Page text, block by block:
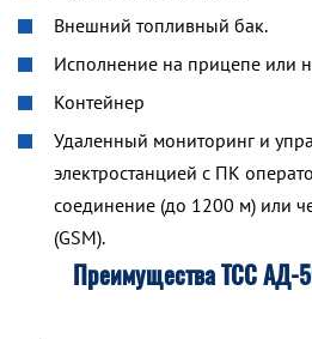
Внешний топливный бак.
Исполнение на прицепе или
Контейнер
Удаленный мониторинг и
электростанцией с ПК
соединение (до 1200 м) или
(GSM).
Преимущества ТСС АД-